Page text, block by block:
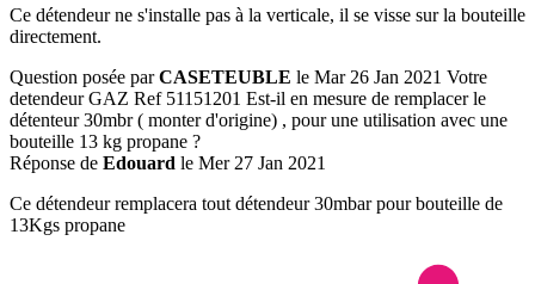
Ce détendeur ne s'installe pas à la verticale, il se visse sur la bouteille
directement.
Question posée parCASETEUBLE le Mar 26 Jan 2021 Votre
detendeur GAZ Ref 51151201 Est-il en mesure de remplacer le
détenteur 30mbr ( monter d'origine) , pour une utilisation avec une
bouteille 13 kg propane ?
Réponse de Edouard le Mer 27 Jan 2021
Ce détendeur remplacera tout détendeur 30mbar pour bouteille de
13Kgs propane